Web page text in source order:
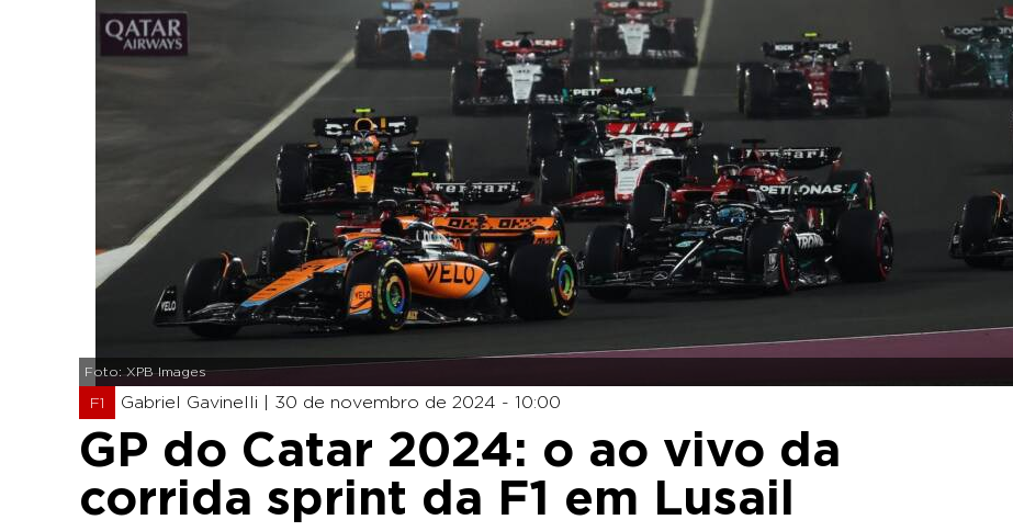
Foto: XPB Images
F1 Gabriel Gavinelli | 30 de novembro de 2024 - 10:00
GP do Catar 2024: o ao vivo da
corrida sprint da F1 em Lusail